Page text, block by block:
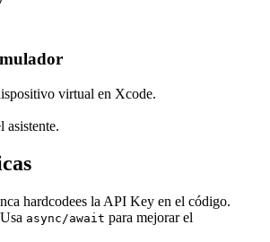
virtual en Xcode.
asistente.
hardcodees la API Key en el código.
Usa async/await para mejorar el